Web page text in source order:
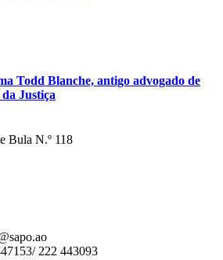
Todd Blanche, antigo advogado de
Justiça
Bula N.º 118
222 443093